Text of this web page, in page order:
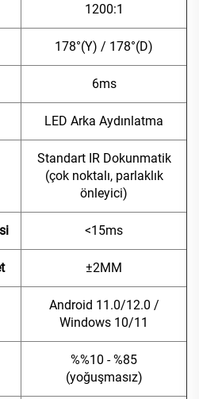
1200:1
178°(Y) / 178°(D)
6ms
LED Arka Aydınlatma
Standart IR Dokunmatik
(çok noktalı, parlaklık
önleyici)
<15ms
±2MM
Android 11.0/12.0 /
Windows 10/11
%%10 - %85
(yoğuşmasız)